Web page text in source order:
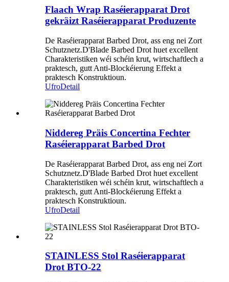
Flaach Wrap Raséierapparat Drot
gekräizt Raséierapparat Produzente
De Raséierapparat Barbed Drot, ass eng nei Zort
Schutznetz.D'Blade Barbed Drot huet excellent
Charakteristiken wéi schéin krut, wirtschaftlech a
praktesch, gutt Anti-Blockéierung Effekt a
praktesch Konstruktioun.
UfroDetail
Niddereg Präis Concertina Fechter
Raséierapparat Barbed Drot
De Raséierapparat Barbed Drot, ass eng nei Zort
Schutznetz.D'Blade Barbed Drot huet excellent
Charakteristiken wéi schéin krut, wirtschaftlech a
praktesch, gutt Anti-Blockéierung Effekt a
praktesch Konstruktioun.
UfroDetail
STAINLESS Stol Raséierapparat
Drot BTO-22